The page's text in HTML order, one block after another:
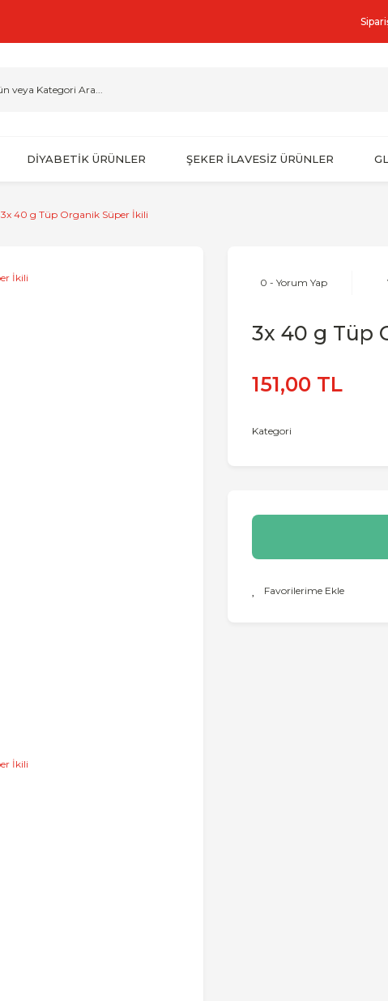
DİYABETİK ÜRÜNLER ŞEKER İLAVESİZ ÜRÜNLER
3x 40 g Tüp Organik Süper İkili
0 - Yorum Yap
3x 40 g Tüp
151,00 TL
Kategori